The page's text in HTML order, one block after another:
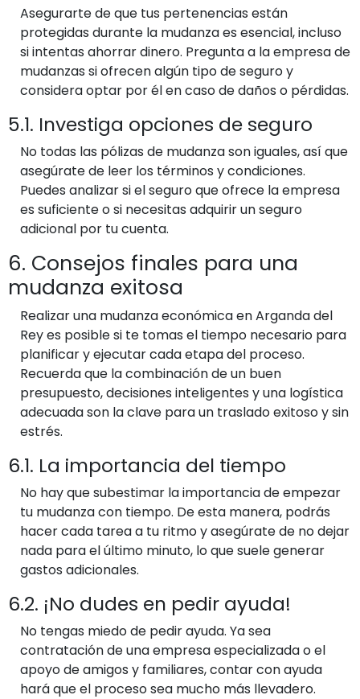
Asegurarte de que tus pertenencias están
protegidas durante la mudanza es esencial, incluso
si intentas ahorrar dinero. Pregunta a la empresa de
mudanzas si ofrecen algún tipo de seguro y
considera optar por él en caso de daños o pérdidas.
5.1. Investiga opciones de seguro
No todas las pólizas de mudanza son iguales, así que
asegúrate de leer los términos y condiciones.
Puedes analizar si el seguro que ofrece la empresa
es suficiente o si necesitas adquirir un seguro
adicional por tu cuenta.
6. Consejos finales para una
mudanza exitosa
Realizar una mudanza económica en Arganda del
Rey es posible si te tomas el tiempo necesario para
planificar y ejecutar cada etapa del proceso.
Recuerda que la combinación de un buen
presupuesto, decisiones inteligentes y una logística
adecuada son la clave para un traslado exitoso y sin
estrés.
6.1. La importancia del tiempo
No hay que subestimar la importancia de empezar
tu mudanza con tiempo. De esta manera, podrás
hacer cada tarea a tu ritmo y asegúrate de no dejar
nada para el último minuto, lo que suele generar
gastos adicionales.
6.2. ¡No dudes en pedir ayuda!
No tengas miedo de pedir ayuda. Ya sea
contratación de una empresa especializada o el
apoyo de amigos y familiares, contar con ayuda
hará que el proceso sea mucho más llevadero.